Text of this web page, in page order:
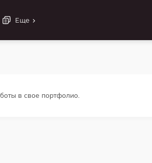
Еще
в свое портфолио.